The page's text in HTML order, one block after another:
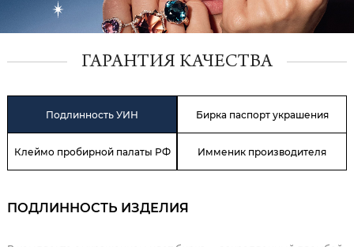
ГАРАНТИЯ КАЧЕСТВА
Подлинность УИН Бирка паспорт украшения
Клеймо пробирной палаты РФ Имменик производителя
ПОДЛИННОСТЬ ИЗДЕЛИЯ